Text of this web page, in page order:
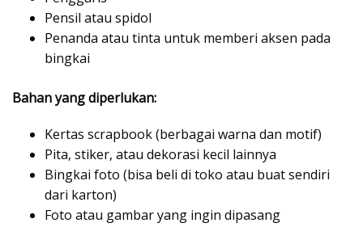
Pensil atau spidol
Penanda atau tinta untuk memberi aksen pada
bingkai
Bahan yang diperlukan:
Kertas scrapbook (berbagai warna dan motif)
Pita, stiker, atau dekorasi kecil lainnya
Bingkai foto (bisa beli di toko atau buat sendiri
dari karton)
Foto atau gambar yang ingin dipasang